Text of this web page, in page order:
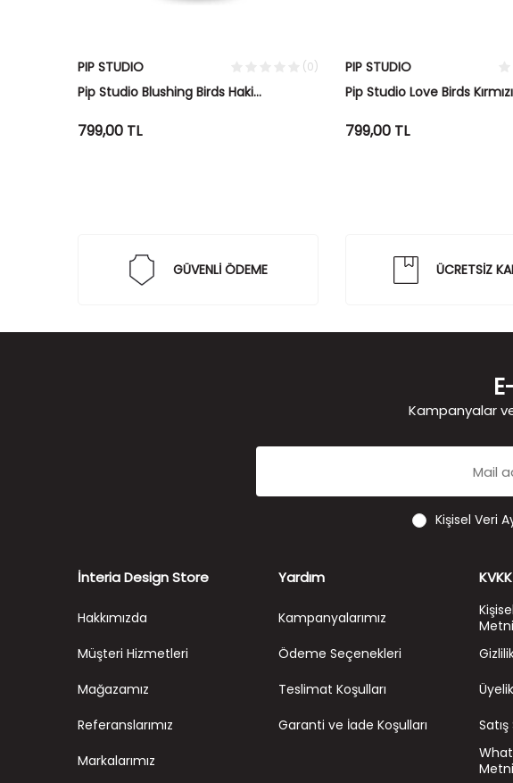
PIP STUDIO (0)
Pip Studio Blushing Birds Haki
799,00 TL
PIP STUDIO
Pip Studio Love Birds
799,00 TL
GÜVENLİ ÖDEME ÜCRETSİZ
Kampanyalar
Kişisel Veri
İnteria Design Store
Hakkımızda
Müşteri Hizmetleri
Mağazamız
Referanslarımız
Markalarımız
Yardım
Kampanyalarımız
Ödeme Seçenekleri
Teslimat Koşulları
Garanti ve İade Koşulları
KVKK
Metni
Metni